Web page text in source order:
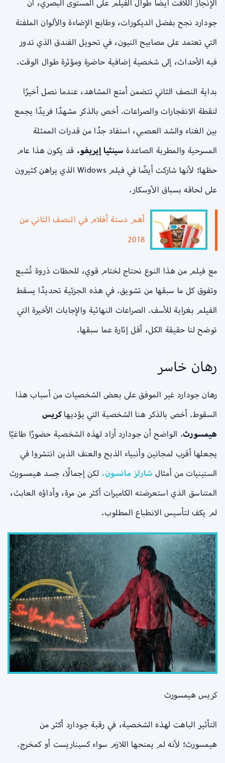
الإنجاز اللافت أيضًا طوال الفيلم على المستوى البصري، أن
جودارد نجح بفضل الديكورات، وطابع الإضاءة والألوان الملفتة
التي تعتمد على مصابيح النيون، في تحويل الفندق الذي تدور
فيه الأحداث، إلى شخصية إضافية حاضرة ومؤثرة طوال الوقت.
بداية النصف الثاني تتضمن أمتع المشاهد، عندما نصل أخيرًا
لنقطة الانفجارات والصراعات. أخص بالذكر مشهدًا فريدًا يجمع
بين الغناء والشد العصبي، استفاد جدًا من قدرات الممثلة
المسرحية والمطربة الصاعدة سينثيا إيريفو. قد يكون هذا عام
حظها؛ لأنها شاركت أيضًا في فيلم Widows الذي يراهن كثيرون
على لحاقه بسباق الأوسكار.
أهم دستة أفلام في النصف الثاني من
2018
مع فيلم من هذا النوع نحتاج لختام قوي، للحظات ذروة تُشبع
وتفوق كل ما سبقها من تشويق. في هذه الجزئية تحديدًا يسقط
الفيلم بغرابة للأسف. الصراعات النهائية والإجابات الأخيرة التي
توضح لنا حقيقة الكل، أقل إثارة عما سبقها.
رهان خاسر
رهان جودارد غير الموفق على بعض الشخصيات من أسباب هذا
السقوط. أخص بالذكر هنا الشخصية التي يؤديهاكريس
هيمسورث. الواضح أن جودارد أراد لهذه الشخصية حضورًا طاغيًا
يجعلها أقرب لمجانين وأنبياء الذبح والعنف الذين انتشروا في
الستينيات من أمثال شارلز مانسون. لكن إجمالًا، جسد هيمسورث
المتناسق الذي استعرضته الكاميرات أكثر من مرة، وأداؤه العابث،
لم يكف لتأسيس الانطباع المطلوب.
كريس هيمسورث
التأثير الباهت لهذه الشخصية، في رقبة جودارد أكثر من
هيمسورث؛ لأنه لم يمنحها اللازم سواء كسيناريست أو كمخرج.